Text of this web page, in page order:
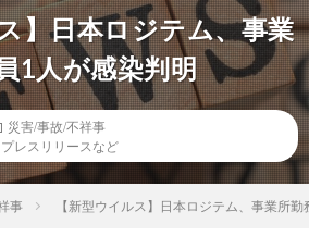
】日本ロジテム、事業
1人が感染判明
災害/事故/不祥事
プレスリリースなど
事 【新型ウイルス】日本ロジテム、事業所